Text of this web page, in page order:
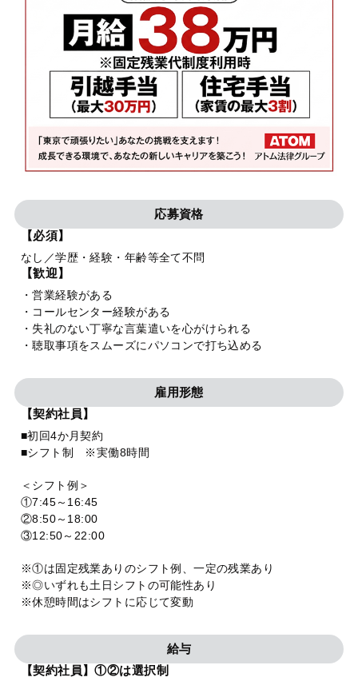
応募資格
【必須】
なし／学歴・経験・年齢等全て不問
【歓迎】
・営業経験がある
・コールセンター経験がある
・失礼のない丁寧な言葉遣いを心がけられる
・聴取事項をスムーズにパソコンで打ち込める
雇用形態
【契約社員】
■初回4か月契約
■シフト制 ※実働8時間
＜シフト例＞
①7:45～16:45
②8:50～18:00
③12:50～22:00
※①は固定残業ありのシフト例、一定の残業あり
※◎いずれも土日シフトの可能性あり
※休憩時間はシフトに応じて変動
給与
【契約社員】①②は選択制